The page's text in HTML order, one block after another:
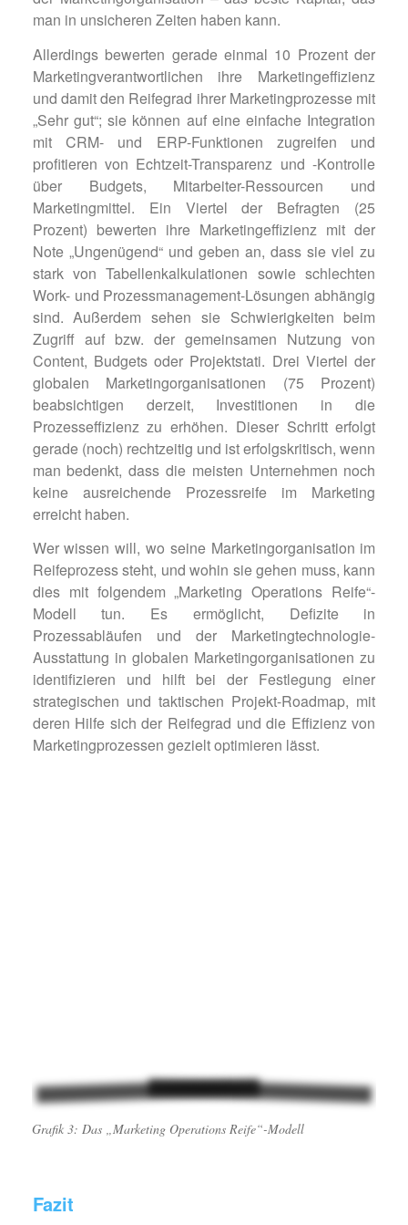
man in unsicheren Zeiten haben kann.
Allerdings bewerten gerade einmal 10 Prozent der
Marketingverantwortlichen ihre Marketingeffizienz
und damit den Reifegrad ihrer Marketingprozesse mit
„Sehr gut“; sie können auf eine einfache Integration
mit CRM- und ERP-Funktionen zugreifen und
profitieren von Echtzeit-Transparenz und -Kontrolle
über Budgets, Mitarbeiter-Ressourcen und
Marketingmittel. Ein Viertel der Befragten (25
Prozent) bewerten ihre Marketingeffizienz mit der
Note „Ungenügend“ und geben an, dass sie viel zu
stark von Tabellenkalkulationen sowie schlechten
Work- und Prozessmanagement-Lösungen abhängig
sind. Außerdem sehen sie Schwierigkeiten beim
Zugriff auf bzw. der gemeinsamen Nutzung von
Content, Budgets oder Projektstati. Drei Viertel der
globalen Marketingorganisationen (75 Prozent)
beabsichtigen derzeit, Investitionen in die
Prozesseffizienz zu erhöhen. Dieser Schritt erfolgt
gerade (noch) rechtzeitig und ist erfolgskritisch, wenn
man bedenkt, dass die meisten Unternehmen noch
keine ausreichende Prozessreife im Marketing
erreicht haben.
Wer wissen will, wo seine Marketingorganisation im
Reifeprozess steht, und wohin sie gehen muss, kann
dies mit folgendem „Marketing Operations Reife“-
Modell tun. Es ermöglicht, Defizite in
Prozessabläufen und der Marketingtechnologie-
Ausstattung in globalen Marketingorganisationen zu
identifizieren und hilft bei der Festlegung einer
strategischen und taktischen Projekt-Roadmap, mit
deren Hilfe sich der Reifegrad und die Effizienz von
Marketingprozessen gezielt optimieren lässt.
Grafik 3: Das „Marketing Operations Reife“-Modell
Fazit